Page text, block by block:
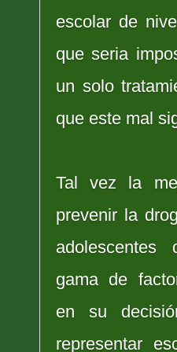
escolar de
que seria
un solo
que este mal
Tal vez la
prevenir la
gama de
en su
representar